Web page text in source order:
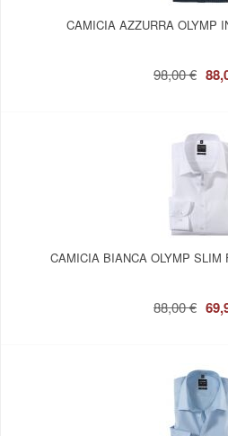
CAMICIA AZZURRA OLYMP
98,00 €
CAMICIA BIANCA OLYMP SLIM
88,00 €